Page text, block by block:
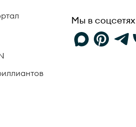
Мы в соцсетях